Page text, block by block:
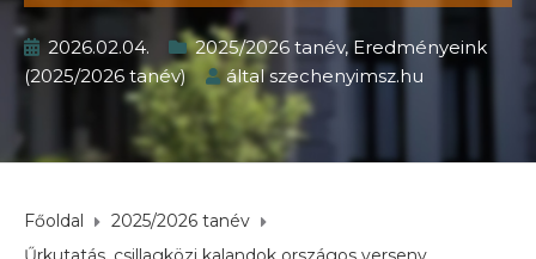
2026.02.04. 2025/2026 tanév, Eredményeink
(2025/2026 tanév)
általszechenyimsz.hu
Főoldal
2025/2026 tanév